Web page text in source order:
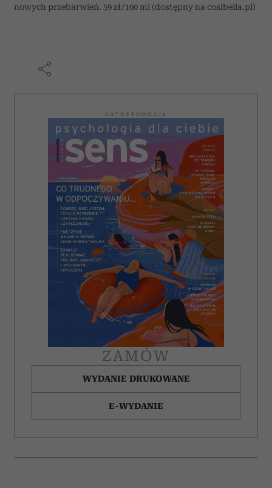
nowych przebarwień. 59 zł/100 ml (dostępny na cosibella.pl)
AUTOPROMOCJA
ZAMÓW
WYDANIE DRUKOWANE
E-WYDANIE